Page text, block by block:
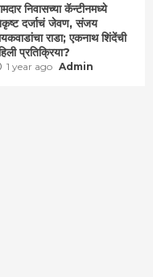
निवासच्या कॅन्टीनमध्ये
दर्जाचं जेवण, संजय
राडा; एकनाथ शिंदेंची
प्रतिक्रिया?
1 year ago Admin